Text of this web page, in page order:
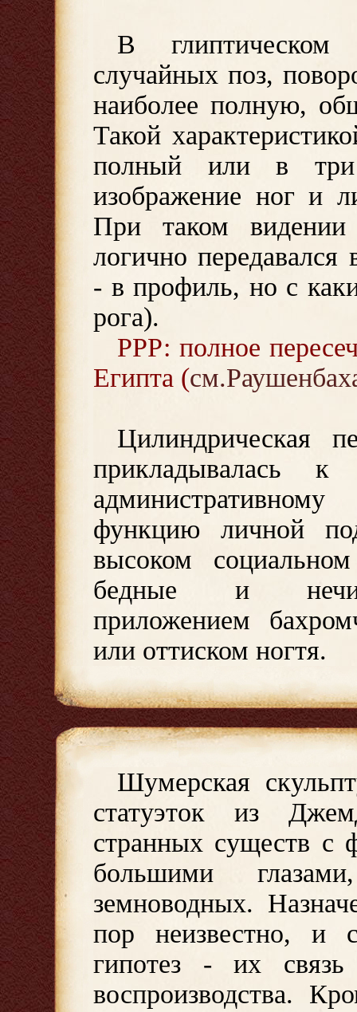
В глиптическом
случайных поз,
наиболее полную,
Такой
полный или в три
изображение ног и
При таком
логично
- в профиль, но с
рога).
РРР: полное
Египта (
Цилиндрическая
прикладывалась
функцию личной
высоком
бедные и
приложением
или оттиском ногтя.
Шумерская
статуэток из
странных существ с
большими
земноводных.
пор неизвестно, и
гипотез - их
воспроизводства.